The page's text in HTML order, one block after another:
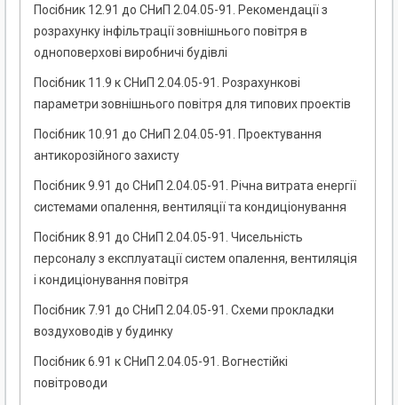
Посібник 12.91 до СНиП 2.04.05-91. Рекомендації з
розрахунку інфільтрації зовнішнього повітря в
одноповерхові виробничі будівлі
Посібник 11.9 к СНиП 2.04.05-91. Розрахункові
параметри зовнішнього повітря для типових проектів
Посібник 10.91 до СНиП 2.04.05-91. Проектування
антикорозійного захисту
Посібник 9.91 до СНиП 2.04.05-91. Річна витрата енергії
системами опалення, вентиляції та кондиціонування
Посібник 8.91 до СНиП 2.04.05-91. Чисельність
персоналу з експлуатації систем опалення, вентиляція
і кондиціонування повітря
Посібник 7.91 до СНиП 2.04.05-91. Схеми прокладки
воздуховодів у будинку
Посібник 6.91 к СНиП 2.04.05-91. Вогнестійкі
повітроводи